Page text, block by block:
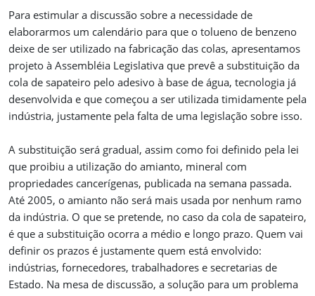
Para estimular a discussão sobre a necessidade de
elaborarmos um calendário para que o tolueno de benzeno
deixe de ser utilizado na fabricação das colas, apresentamos
projeto à Assembléia Legislativa que prevê a substituição da
cola de sapateiro pelo adesivo à base de água, tecnologia já
desenvolvida e que começou a ser utilizada timidamente pela
indústria, justamente pela falta de uma legislação sobre isso.
A substituição será gradual, assim como foi definido pela lei
que proibiu a utilização do amianto, mineral com
propriedades cancerígenas, publicada na semana passada.
Até 2005, o amianto não será mais usada por nenhum ramo
da indústria. O que se pretende, no caso da cola de sapateiro,
é que a substituição ocorra a médio e longo prazo. Quem vai
definir os prazos é justamente quem está envolvido:
indústrias, fornecedores, trabalhadores e secretarias de
Estado. Na mesa de discussão, a solução para um problema